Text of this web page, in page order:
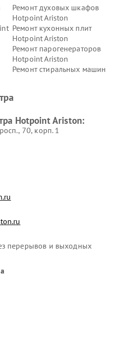
Ремонт духовых шкафов
Hotpoint Ariston
Ремонт кухонных плит
Hotpoint Ariston
Ремонт парогенераторов
Hotpoint Ariston
Ремонт стиральных машин
Hotpoint Ariston
Hotpoint Ariston
Hotpoint Ariston:
70, корп. 1
перерывов и выходных